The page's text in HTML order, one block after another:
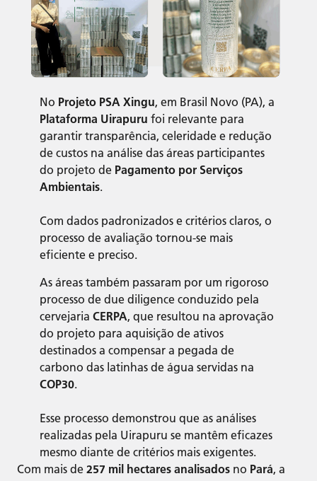
No Projeto PSA Xingu, em Brasil Novo (PA), a
Plataforma Uirapuru foi relevante para
garantir transparência, celeridade e redução
de custos na análise das áreas participantes
do projeto de Pagamento por Serviços
Ambientais.
Com dados padronizados e critérios claros, o
processo de avaliação tornou-se mais
eficiente e preciso.
As áreas também passaram por um rigoroso
processo de due diligence conduzido pela
cervejaria CERPA, que resultou na aprovação
do projeto para aquisição de ativos
destinados a compensar a pegada de
carbono das latinhas de água servidas na
COP30.
Esse processo demonstrou que as análises
realizadas pela Uirapuru se mantêm eficazes
mesmo diante de critérios mais exigentes.
Com mais de 257 mil hectares analisados no Pará, a